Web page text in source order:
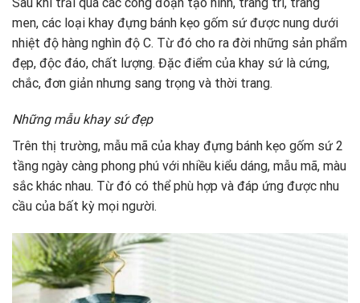
men, các loại khay đựng bánh kẹo gốm sứ được nung dưới
nhiệt độ hàng nghìn độ C. Từ đó cho ra đời những sản phẩm
đẹp, độc đáo, chất lượng. Đặc điểm của khay sứ là cứng,
chắc, đơn giản nhưng sang trọng và thời trang.
Những mẫu khay sứ đẹp
Trên thị trường, mẫu mã của khay đựng bánh kẹo gốm sứ 2
tầng ngày càng phong phú với nhiều kiểu dáng, mẫu mã, màu
sắc khác nhau. Từ đó có thể phù hợp và đáp ứng được nhu
cầu của bất kỳ mọi người.